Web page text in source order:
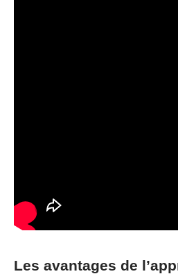
Les avantages de